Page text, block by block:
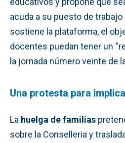
acuda a su puesto de trabajo
sostiene la plataforma, el
docentes puedan tener un
la jornada número veinte de
Una protesta para
La huelga de familias
sobre la Conselleria y